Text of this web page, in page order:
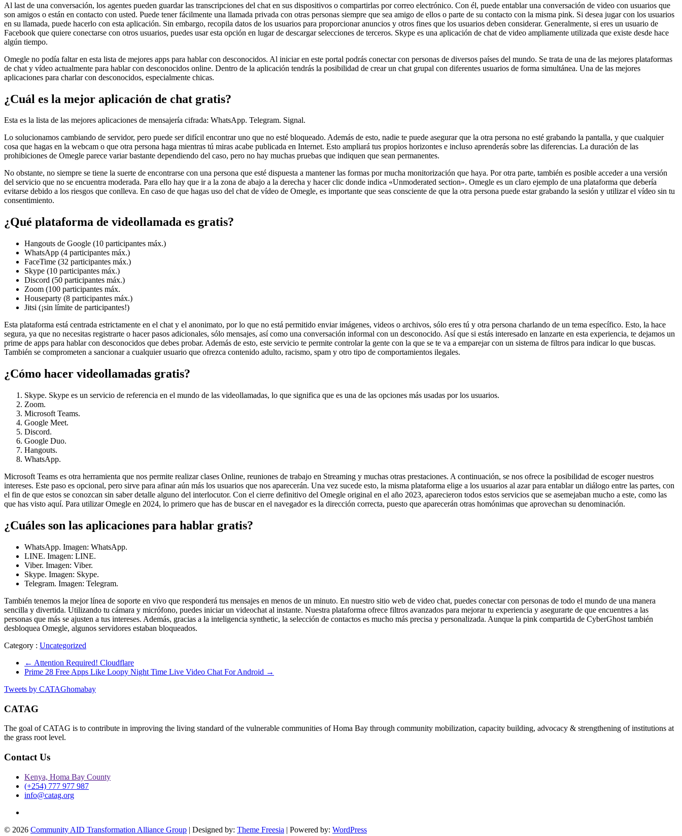
Al last de una conversación, los agentes pueden guardar las transcripciones del chat en sus dispositivos o compartirlas por correo electrónico. Con él, puede entablar una conversación de video con usuarios que
son amigos o están en contacto con usted. Puede tener fácilmente una llamada privada con otras personas siempre que sea amigo de ellos o parte de su contacto con la misma pink. Si desea jugar con los usuarios
en su llamada, puede hacerlo con esta aplicación. Sin embargo, recopila datos de los usuarios para proporcionar anuncios y otros fines que los usuarios deben considerar. Generalmente, si eres un usuario de
Facebook que quiere conectarse con otros usuarios, puedes usar esta opción en lugar de descargar selecciones de terceros. Skype es una aplicación de chat de video ampliamente utilizada que existe desde hace
algún tiempo.
Omegle no podía faltar en esta lista de mejores apps para hablar con desconocidos. Al iniciar en este portal podrás conectar con personas de diversos países del mundo. Se trata de una de las mejores plataformas
de chat y vídeo actualmente para hablar con desconocidos online. Dentro de la aplicación tendrás la posibilidad de crear un chat grupal con diferentes usuarios de forma simultánea. Una de las mejores
aplicaciones para charlar con desconocidos, especialmente chicas.
¿Cuál es la mejor aplicación de chat gratis?
Esta es la lista de las mejores aplicaciones de mensajería cifrada: WhatsApp. Telegram. Signal.
Lo solucionamos cambiando de servidor, pero puede ser difícil encontrar uno que no esté bloqueado. Además de esto, nadie te puede asegurar que la otra persona no esté grabando la pantalla, y que cualquier
cosa que hagas en la webcam o que otra persona haga mientras tú miras acabe publicada en Internet. Esto ampliará tus propios horizontes e incluso aprenderás sobre las diferencias. La duración de las
prohibiciones de Omegle parece variar bastante dependiendo del caso, pero no hay muchas pruebas que indiquen que sean permanentes.
No obstante, no siempre se tiene la suerte de encontrarse con una persona que esté dispuesta a mantener las formas por mucha monitorización que haya. Por otra parte, también es posible acceder a una versión
del servicio que no se encuentra moderada. Para ello hay que ir a la zona de abajo a la derecha y hacer clic donde indica «Unmoderated section». Omegle es un claro ejemplo de una plataforma que debería
evitarse debido a los riesgos que conlleva. En caso de que hagas uso del chat de vídeo de Omegle, es importante que seas consciente de que la otra persona puede estar grabando la sesión y utilizar el vídeo sin tu
consentimiento.
¿Qué plataforma de videollamada es gratis?
Hangouts de Google (10 participantes máx.)
WhatsApp (4 participantes máx.)
FaceTime (32 participantes máx.)
Skype (10 participantes máx.)
Discord (50 participantes máx.)
Zoom (100 participantes máx.
Houseparty (8 participantes máx.)
Jitsi (¡sin límite de participantes!)
Esta plataforma está centrada estrictamente en el chat y el anonimato, por lo que no está permitido enviar imágenes, videos o archivos, sólo eres tú y otra persona charlando de un tema específico. Esto, la hace
segura, ya que no necesitas registrarte o hacer pasos adicionales, sólo mensajes, así como una conversación informal con un desconocido. Así que si estás interesado en lanzarte en esta experiencia, te dejamos un
prime de apps para hablar con desconocidos que debes probar. Además de esto, este servicio te permite controlar la gente con la que se te va a emparejar con un sistema de filtros para indicar lo que buscas.
También se comprometen a sancionar a cualquier usuario que ofrezca contenido adulto, racismo, spam y otro tipo de comportamientos ilegales.
¿Cómo hacer videollamadas gratis?
Skype. Skype es un servicio de referencia en el mundo de las videollamadas, lo que significa que es una de las opciones más usadas por los usuarios.
Zoom.
Microsoft Teams.
Google Meet.
Discord.
Google Duo.
Hangouts.
WhatsApp.
Microsoft Teams es otra herramienta que nos permite realizar clases Online, reuniones de trabajo en Streaming y muchas otras prestaciones. A continuación, se nos ofrece la posibilidad de escoger nuestros
intereses. Este paso es opcional, pero sirve para afinar aún más los usuarios que nos aparecerán. Una vez sucede esto, la misma plataforma elige a los usuarios al azar para entablar un diálogo entre las partes, con
el fin de que estos se conozcan sin saber detalle alguno del interlocutor. Con el cierre definitivo del Omegle original en el año 2023, aparecieron todos estos servicios que se asemejaban mucho a este, como las
que has visto aquí. Para utilizar Omegle en 2024, lo primero que has de buscar en el navegador es la dirección correcta, puesto que aparecerán otras homónimas que aprovechan su denominación.
¿Cuáles son las aplicaciones para hablar gratis?
WhatsApp. Imagen: WhatsApp.
LINE. Imagen: LINE.
Viber. Imagen: Viber.
Skype. Imagen: Skype.
Telegram. Imagen: Telegram.
También tenemos la mejor línea de soporte en vivo que responderá tus mensajes en menos de un minuto. En nuestro sitio web de video chat, puedes conectar con personas de todo el mundo de una manera
sencilla y divertida. Utilizando tu cámara y micrófono, puedes iniciar un videochat al instante. Nuestra plataforma ofrece filtros avanzados para mejorar tu experiencia y asegurarte de que encuentres a las
personas que más se ajusten a tus intereses. Además, gracias a la inteligencia synthetic, la selección de contactos es mucho más precisa y personalizada. Aunque la pink compartida de CyberGhost también
desbloquea Omegle, algunos servidores estaban bloqueados.
Category : Uncategorized
← Attention Required! Cloudflare
Prime 28 Free Apps Like Loopy Night Time Live Video Chat For Android →
Tweets by CATAGhomabay
CATAG
The goal of CATAG is to contribute in improving the living standard of the vulnerable communities of Homa Bay through community mobilization, capacity building, advocacy & strengthening of institutions at
the grass root level.
Contact Us
Kenya, Homa Bay County
(+254) 777 977 987
info@catag.org
© 2026 Community AID Transformation Alliance Group | Designed by: Theme Freesia | Powered by: WordPress